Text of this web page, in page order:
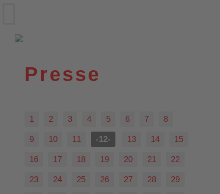
Presse
1 2 3 4 5 6 7 8
9 10 11 -12- 13 14 15
16 17 18 19 20 21 22
23 24 25 26 27 28 29